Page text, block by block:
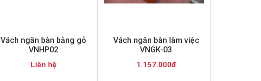
Vách ngăn bàn bằng gỗ
VNHP02
Liên hệ
Vách ngăn bàn làm việc
VNGK-03
1.157.000đ